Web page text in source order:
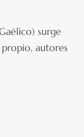
surge
autores